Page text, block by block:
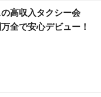
高収入タクシー会
全で安心デビュー！